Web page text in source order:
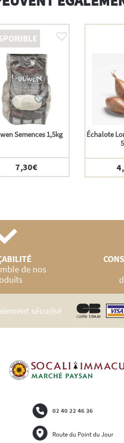
Semences 1,5kg
7,30€
Échalote
de nos
sécurisé
02 40 22 46 36
Route du Point du Jour